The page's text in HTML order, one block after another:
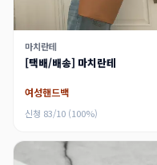
마치란테
[택배/배송] 마치란테
여성핸드백
신청 83/10 (100%)